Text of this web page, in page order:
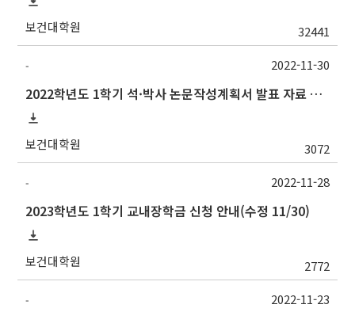
보건대학원 32441
-
2022학년도 1학기 석·박사 논문작성계획서 발표 자료 제출 및 발표 시간 안내
보건대학원 3072
2022-11-30
-
2023학년도 1학기 교내장학금 신청 안내(수정 11/30)
보건대학원 2772
2022-11-28
- 2022-11-23